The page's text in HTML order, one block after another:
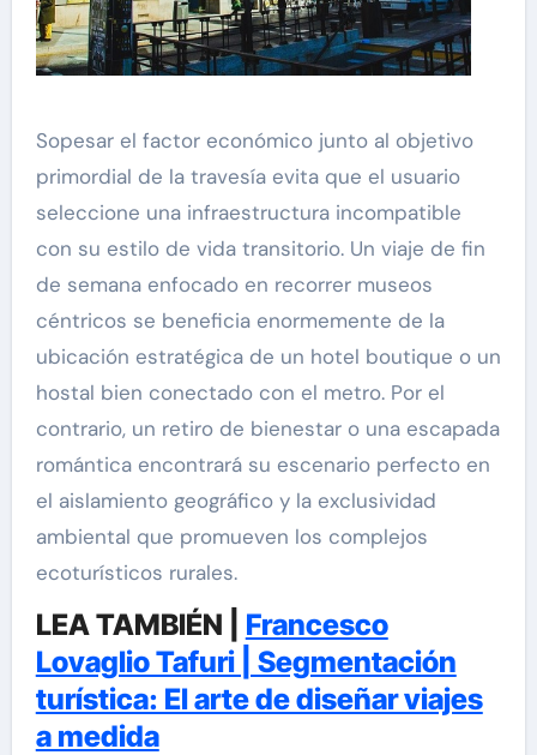
Sopesar el factor económico junto al objetivo
primordial de la travesía evita que el usuario
seleccione una infraestructura incompatible
con su estilo de vida transitorio. Un viaje de fin
de semana enfocado en recorrer museos
céntricos se beneficia enormemente de la
ubicación estratégica de un hotel boutique o un
hostal bien conectado con el metro. Por el
contrario, un retiro de bienestar o una escapada
romántica encontrará su escenario perfecto en
el aislamiento geográfico y la exclusividad
ambiental que promueven los complejos
ecoturísticos rurales.
LEA TAMBIÉN | Francesco
Lovaglio Tafuri | Segmentación
turística: El arte de diseñar viajes
a medida